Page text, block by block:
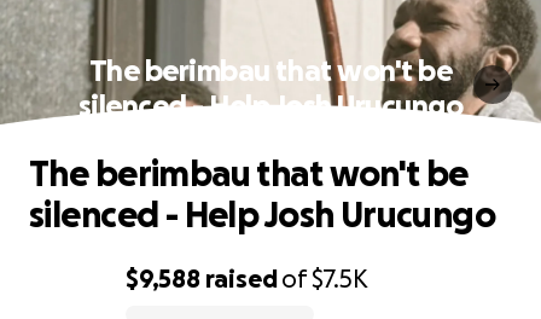
The berimbau that won't be
silenced - Help Josh Urucungo
$9,588 raisedof$7.5K
The berimbau that won't be
silenced - Help Josh Urucungo